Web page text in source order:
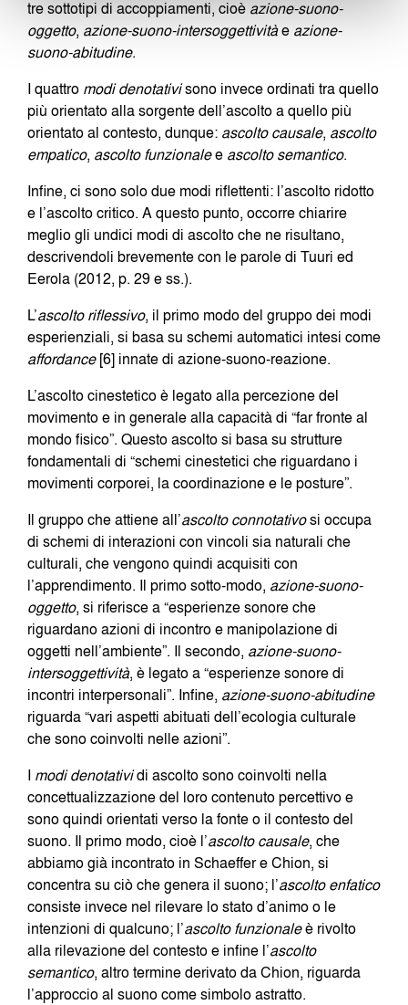
tre sottotipi di accoppiamenti, cioè azione-suono-
oggetto, azione-suono-intersoggettivitàe azione-
suono-abitudine.
I quattro modi denotativisono invece ordinati tra quello
più orientato alla sorgente dell’ascolto a quello più
orientato al contesto, dunque: ascolto causale, ascolto
empatico, ascolto funzionalee ascolto semantico.
Infine, ci sono solo due modi riflettenti: l’ascolto ridotto
e l’ascolto critico. A questo punto, occorre chiarire
meglio gli undici modi di ascolto che ne risultano,
descrivendoli brevemente con le parole di Tuuri ed
Eerola (2012, p. 29 e ss.).
L’ascolto riflessivo, il primo modo del gruppo dei modi
esperienziali, si basa su schemi automatici intesi come
affordance[6] innate di azione-suono-reazione.
L’ascolto cinestetico è legato alla percezione del
movimento e in generale alla capacità di “far fronte al
mondo fisico”. Questo ascolto si basa su strutture
fondamentali di “schemi cinestetici che riguardano i
movimenti corporei, la coordinazione e le posture”.
Il gruppo che attiene all’ascolto connotativosi occupa
di schemi di interazioni con vincoli sia naturali che
culturali, che vengono quindi acquisiti con
l’apprendimento. Il primo sotto-modo, azione-suono-
oggetto, si riferisce a “esperienze sonore che
riguardano azioni di incontro e manipolazione di
oggetti nell’ambiente”. Il secondo, azione-suono-
intersoggettività, è legato a “esperienze sonore di
incontri interpersonali”. Infine, azione-suono-abitudine
riguarda “vari aspetti abituati dell’ecologia culturale
che sono coinvolti nelle azioni”.
I modi denotatividi ascolto sono coinvolti nella
concettualizzazione del loro contenuto percettivo e
sono quindi orientati verso la fonte o il contesto del
suono. Il primo modo, cioè l’ascolto causale, che
abbiamo già incontrato in Schaeffer e Chion, si
concentra su ciò che genera il suono; l’ascolto enfatico
consiste invece nel rilevare lo stato d’animo o le
intenzioni di qualcuno; l’ascolto funzionaleè rivolto
alla rilevazione del contesto e infine l’ascolto
semantico, altro termine derivato da Chion, riguarda
l’approccio al suono come simbolo astratto.